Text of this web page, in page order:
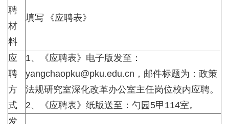
聘
材
料
填写 《应聘表》
应
聘
方
式
1、《应聘表》电子版发至：
yangchaopku@pku.edu.cn ，邮件标题为：政策
法规研究室深化改革办公室主任岗位校内应聘。
2、《应聘表》纸版送至：勺园5甲114室。
发